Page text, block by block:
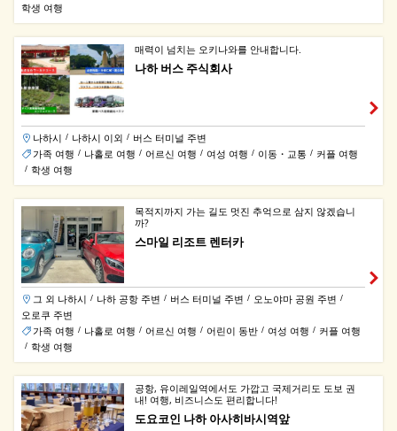
학생 여행
매력이 넘치는 오키나와를 안내합니다.
나하 버스 주식회사
나하시 / 나하시 이외 / 버스 터미널 주변
가족 여행 / 나홀로 여행 / 어르신 여행 / 여성 여행 / 이동・교통 / 커플 여행
/ 학생 여행
목적지까지 가는 길도 멋진 추억으로 삼지 않겠습니
까?
스마일 리조트 렌터카
그 외 나하시 / 나하 공항 주변 / 버스 터미널 주변 / 오노야마 공원 주변 /
오로쿠 주변
가족 여행 / 나홀로 여행 / 어르신 여행 / 어린이 동반 / 여성 여행 / 커플 여행
/ 학생 여행
공항, 유이레일역에서도 가깝고 국제거리도 도보 권
내! 여행, 비즈니스도 편리합니다!
도요코인 나하 아사히바시역앞